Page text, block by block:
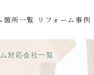
箇所一覧 リフォーム事例
対応会社一覧